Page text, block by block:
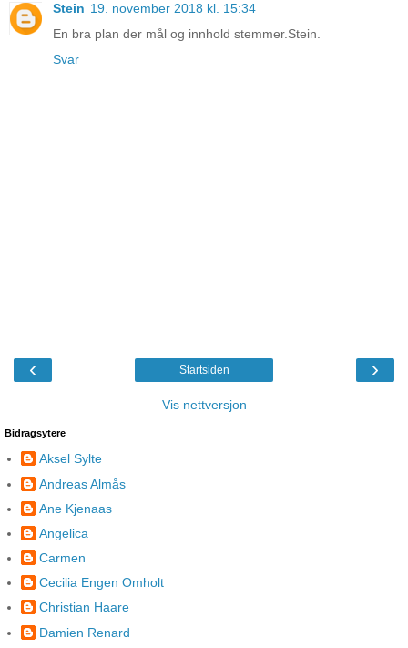
Stein 19. november 2018 kl. 15:34
En bra plan der mål og innhold stemmer.Stein.
Svar
‹ ›
Startsiden
Vis nettversjon
Bidragsytere
Aksel Sylte
Andreas Almås
Ane Kjenaas
Angelica
Carmen
Cecilia Engen Omholt
Christian Haare
Damien Renard